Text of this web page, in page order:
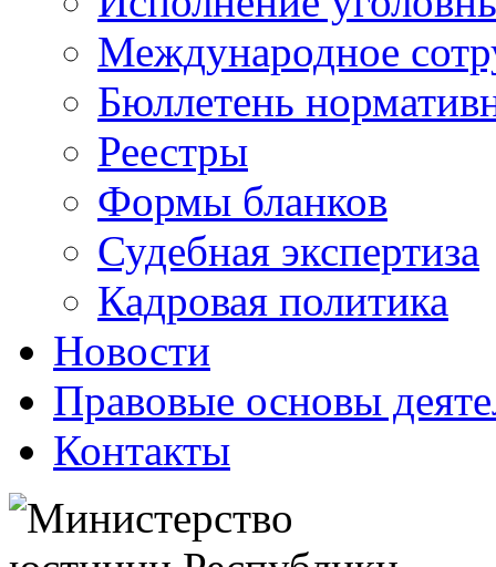
Международное
Бюллетень
Реестры
Формы бланков
Судебная экспертиза
Кадровая политика
Новости
Правовые основы
Контакты